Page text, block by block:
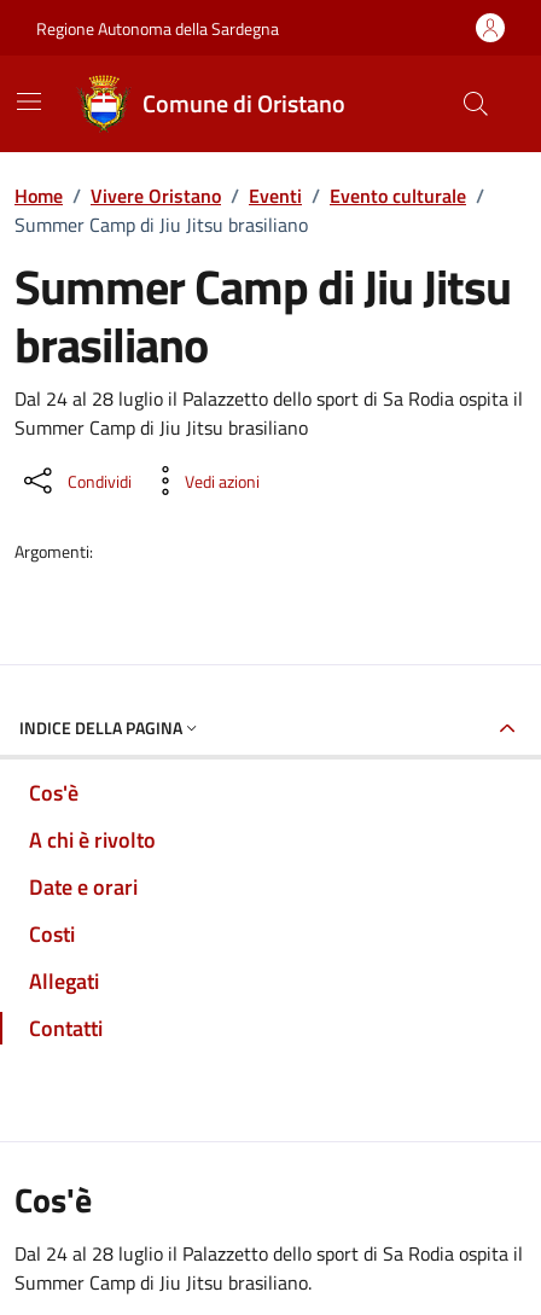
Regione Autonoma della Sardegna
Comune di Oristano
Home / Vivere Oristano / Eventi / Evento culturale /
Summer Camp di Jiu Jitsu brasiliano
Summer Camp di Jiu Jitsu
brasiliano
Dettaglio dell'evento
Dal 24 al 28 luglio il Palazzetto dello sport di Sa Rodia ospita il
Summer Camp di Jiu Jitsu brasiliano
Condividi Vedi azioni
Argomenti:
INDICE DELLA PAGINA
Cos'è
A chi è rivolto
Date e orari
Costi
Allegati
Contatti
Cos'è
Dal 24 al 28 luglio il Palazzetto dello sport di Sa Rodia ospita il
Summer Camp di Jiu Jitsu brasiliano.